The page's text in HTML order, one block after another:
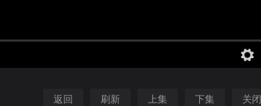
返回 刷新 上集 下集 关